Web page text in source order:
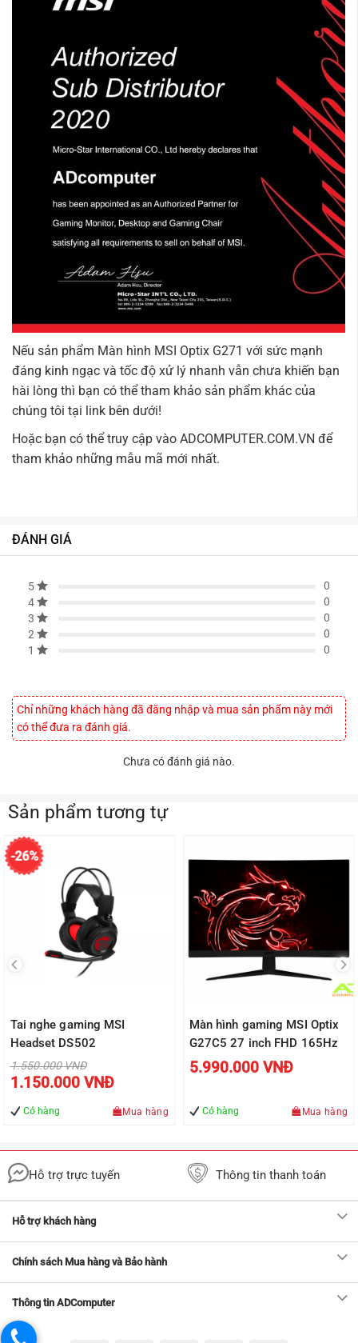
Nếu sản phẩm Màn hình MSI Optix G271 với sức mạnh
đáng kinh ngạc và tốc độ xử lý nhanh vẫn chưa khiến bạn
hài lòng thì bạn có thể tham khảo sản phẩm khác của
chúng tôi tại link bên dưới!
Hoặc bạn có thể truy cập vào ADCOMPUTER.COM.VN để
tham khảo những mẫu mã mới nhất.
ĐÁNH GIÁ
5
0
4
0
3
0
2
0
1
0
Chỉ những khách hàng đã đăng nhập và mua sản phẩm này mới
có thể đưa ra đánh giá.
Chưa có đánh giá nào.
Sản phẩm tương tự
-26%
Tai nghe gaming MSI
Headset DS502
1.550.000VNĐ
Giá
gốc
là:
1.150.000 VNĐ
là:
1.150.000 VNĐ.
Có hàng Mua hàng
Màn hình gaming MSI Optix
G27C5 27 inch FHD 165Hz
5.990.000 VNĐ
Có hàng Mua hàng
Hỗ trợ trực tuyến Thông tin thanh toán
Hỗ trợ khách hàng
Chính sách Mua hàng và Bảo hành
Thông tin ADComputer